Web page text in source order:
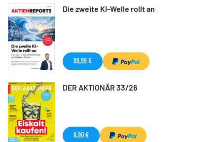
Die zweite KI-Welle rollt an
99,99 €
DER AKTIONÄR 33/26
8,90 €